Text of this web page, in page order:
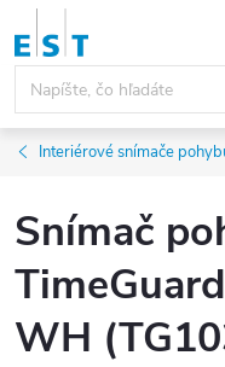
Prejsť
obsah
Interiérové snímače
Snímač
WH